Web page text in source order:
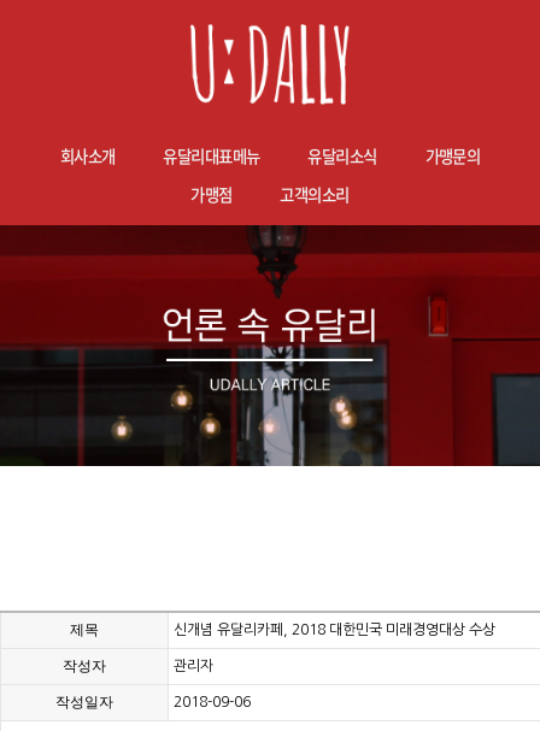
회사소개 유달리대표메뉴 유달리소식
가맹문의
가맹점
고객의소리
제목 신개념 유달리카페, 2018 대한민국 미래경영대상 수상
작성자 관리자
작성일자 2018-09-06